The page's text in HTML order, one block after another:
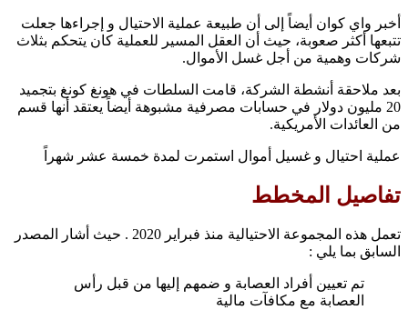
أخبر واي كوان أيضاً إلى أن طبيعة عملية الاحتيال و إجراءها جعلت
تتبعها أكثر صعوبة، حيث أن العقل المسير للعملية كان يتحكم بثلاث
شركات وهمية من أجل غسل الأموال.
بعد ملاحقة أنشطة الشركة، قامت السلطات في هونغ كونغ بتجميد
20 مليون دولار في حسابات مصرفية مشبوهة أيضاً يعتقد أنها قسم
من العائدات الأمريكية.
عملية احتيال و غسيل أموال استمرت لمدة خمسة عشر شهراً
تفاصيل المخطط
تعمل هذه المجموعة الاحتيالية منذ فبراير 2020 . حيث أشار المصدر
السابق بما يلي :
تم تعيين أفراد العصابة و ضمهم إليها من قبل رأس
العصابة مع مكافآت مالية